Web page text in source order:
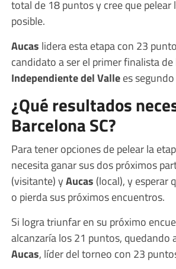
total de 18 puntos y cree que pelear
posible.
Aucas lidera esta etapa con 23
candidato a ser el primer finalista
Independiente del Vallees
¿Qué resultados
Barcelona SC?
Para tener opciones de pelear la
necesita ganar sus dos próximos
(visitante) yAucas (local), y esperar
o pierda sus próximos encuentros.
Si logra triunfar en su próximo
alcanzaría los 21 puntos, quedando
Aucas, líder del torneo con 23